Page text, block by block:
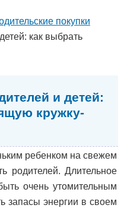
покупки
как выбрать
и детей:
кружку-
ребенком на свежем
родителей. Длительное
очень утомительным
запасы энергии в своем